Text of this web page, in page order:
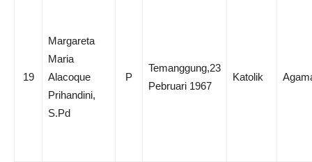
19
Margareta
Maria
Alacoque
Prihandini,
S.Pd
P
Temanggung,23
Pebruari 1967
Katolik